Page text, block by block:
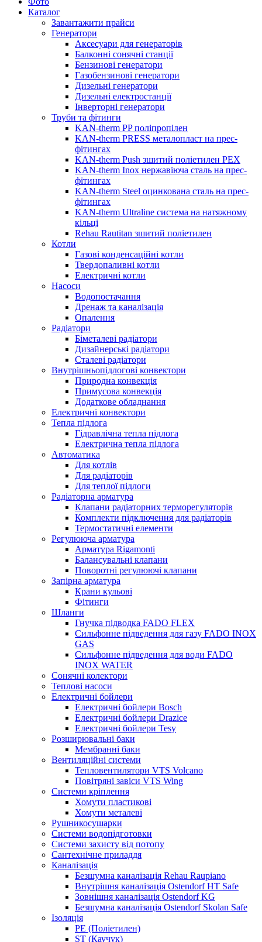
Каталог
Завантажити прайси
Генератори
Аксесуари для генераторів
Балконні сонячні станції
Бензинові генератори
Газобензинові генератори
Дизельні генератори
Дизельні електростанції
Інверторні генератори
Труби та фітинги
KAN-therm PP поліпропілен
KAN-therm PRESS металопласт на прес-
фітингах
KAN-therm Push зшитий поліетилен PEX
KAN-therm Inox нержавіюча сталь на прес-
фітингах
KAN-therm Steel оцинкована сталь на прес-
фітингах
KAN-therm Ultraline система на натяжному
кільці
Rehau Rautitan зшитий поліетилен
Котли
Газові конденсаційні котли
Твердопаливні котли
Електричні котли
Насоси
Водопостачання
Дренаж та каналізація
Опалення
Радіатори
Біметалеві радіатори
Дизайнерські радіатори
Сталеві радіатори
Внутрішньопідлогові конвектори
Природна конвекція
Примусова конвекція
Додаткове обладнання
Електричні конвектори
Тепла підлога
Гідравлічна тепла підлога
Електрична тепла підлога
Автоматика
Для котлів
Для радіаторів
Для теплої підлоги
Радіаторна арматура
Клапани радіаторних терморегуляторів
Комплекти підключення для радіаторів
Термостатичні елементи
Регулююча арматура
Арматура Rigamonti
Балансувальні клапани
Поворотні регулюючі клапани
Запірна арматура
Крани кульові
Фітинги
Шланги
Гнучка підводка FADO FLEX
Сильфонне підведення для газу FADO INOX
GAS
Сильфонне підведення для води FADO
INOX WATER
Сонячні колектори
Теплові насоси
Електричні бойлери
Електричні бойлери Bosch
Електричні бойлери Drazice
Електричні бойлери Tesy
Розширювальні баки
Мембранні баки
Вентиляційні системи
Тепловентилятори VTS Volcano
Повітряні завіси VTS Wing
Системи кріплення
Хомути пластикові
Хомути металеві
Рушникосушарки
Системи водопідготовки
Системи захисту від потопу
Сантехнічне приладдя
Каналізація
Безшумна каналізація Rehau Raupiano
Внутрішня каналізація Ostendorf HT Safe
Зовнішня каналізація Ostendorf KG
Безшумна каналізація Ostendorf Skolan Safe
Ізоляція
PE (Поліетилен)
ST (Каучук)